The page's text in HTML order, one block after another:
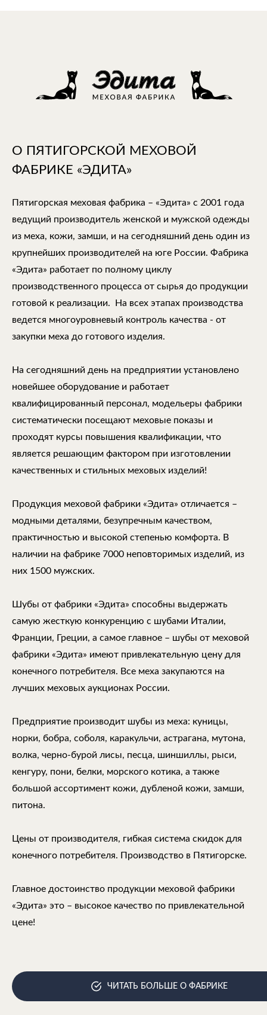
О ПЯТИГОРСКОЙ МЕХОВОЙ
ФАБРИКЕ «ЭДИТА»
Пятигорская меховая фабрика – «Эдита» с 2001 года
ведущий производитель женской и мужской одежды
из меха, кожи, замши, и на сегодняшний день один из
крупнейших производителей на юге России. Фабрика
«Эдита» работает по полному циклу
производственного процесса от сырья до продукции
готовой к реализации. На всех этапах производства
ведется многоуровневый контроль качества - от
закупки меха до готового изделия.
На сегодняшний день на предприятии установлено
новейшее оборудование и работает
квалифицированный персонал, модельеры фабрики
систематически посещают меховые показы и
проходят курсы повышения квалификации, что
является решающим фактором при изготовлении
качественных и стильных меховых изделий!
Продукция меховой фабрики «Эдита» отличается –
модными деталями, безупречным качеством,
практичностью и высокой степенью комфорта. В
наличии на фабрике 7000 неповторимых изделий, из
них 1500 мужских.
Шубы от фабрики «Эдита» способны выдержать
самую жесткую конкуренцию с шубами Италии,
Франции, Греции, а самое главное – шубы от меховой
фабрики «Эдита» имеют привлекательную цену для
конечного потребителя. Все меха закупаются на
лучших меховых аукционах России.
Предприятие производит шубы из меха: куницы,
норки, бобра, соболя, каракульчи, астрагана, мутона,
волка, черно-бурой лисы, песца, шиншиллы, рыси,
кенгуру, пони, белки, морского котика, а также
большой ассортимент кожи, дубленой кожи, замши,
питона.
Цены от производителя, гибкая система скидок для
конечного потребителя. Производство в Пятигорске.
Главное достоинство продукции меховой фабрики
«Эдита» это – высокое качество по привлекательной
цене!
ЧИТАТЬ БОЛЬШЕ О ФАБРИКЕ